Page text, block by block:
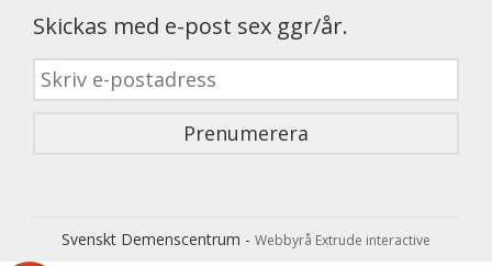
Skickas med e-post sex ggr/år.
Svenskt Demenscentrum - Webbyrå Extrude interactive